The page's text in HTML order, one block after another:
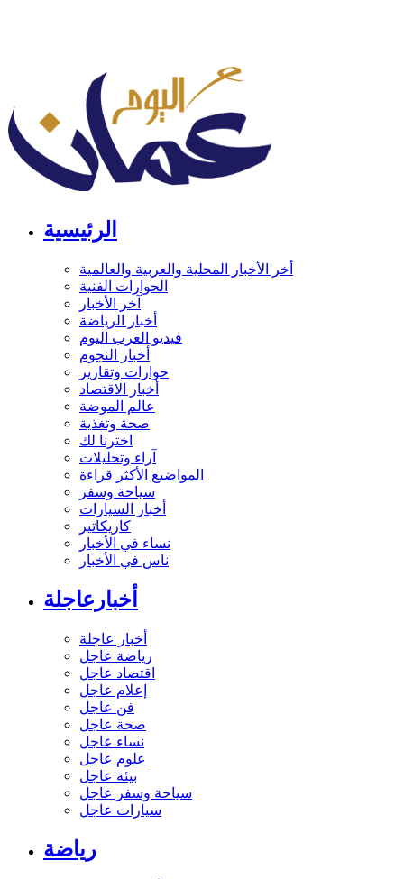
الرئيسية
أخر الأخبار المحلية والعربية والعالمية
الحوارات الفنية
آخر الأخبار
أخبار الرياضة
فيديو العرب اليوم
أخبار النجوم
حوارات وتقارير
أخبار الاقتصاد
عالم الموضة
صحة وتغذية
اخترنا لك
آراء وتحليلات
المواضيع الأكثر قراءة
سياحة وسفر
أخبار السيارات
كاريكاتير
نساء في الأخبار
ناس في الأخبار
أخبارعاجلة
أخبار عاجلة
رياضة عاجل
اقتصاد عاجل
إعلام عاجل
فن عاجل
صحة عاجل
نساء عاجل
علوم عاجل
بيئة عاجل
سياحة وسفر عاجل
سيارات عاجل
رياضة